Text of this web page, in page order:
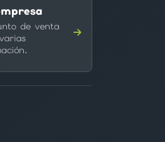
de venta